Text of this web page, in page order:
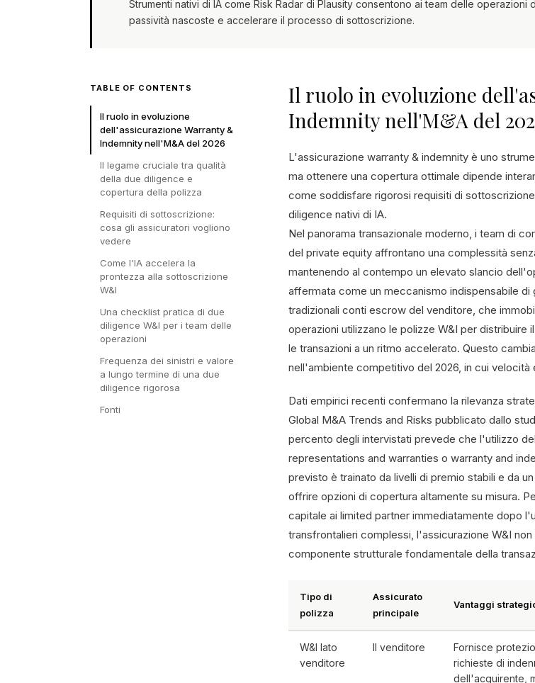
Strumenti nativi di IA come Risk Radar di Plausity consentono ai team delle operazioni
passività nascoste e accelerare il processo di sottoscrizione.
TABLE OF CONTENTS
Il ruolo in evoluzione
dell'assicurazione Warranty &
Indemnity nell'M&A del 2026
Il legame cruciale tra qualità
della due diligence e
copertura della polizza
Requisiti di sottoscrizione:
cosa gli assicuratori vogliono
vedere
Come l'IA accelera la
prontezza alla sottoscrizione
W&I
Una checklist pratica di due
diligence W&I per i team delle
operazioni
Frequenza dei sinistri e valore
a lungo termine di una due
diligence rigorosa
Fonti
Il ruolo in evoluzione
Indemnity nell'M&A del
L'assicurazione warranty & indemnity è uno
ma ottenere una copertura ottimale dipende
come soddisfare rigorosi requisiti di
diligence nativi di IA.
Nel panorama transazionale moderno, i team di
del private equity affrontano una complessità
mantenendo al contempo un elevato slancio
affermata come un meccanismo indispensabile
tradizionali conti escrow del venditore, che
operazioni utilizzano le polizze W&I per
le transazioni a un ritmo accelerato. Questo
nell'ambiente competitivo del 2026, in cui
Dati empirici recenti confermano la rilevanza
Global M&A Trends and Risks pubblicato dallo
percento degli intervistati prevede che l'utilizzo
representations and warranties o warranty and
previsto è trainato da livelli di premio stabili e da
offrire opzioni di copertura altamente su misura.
capitale ai limited partner immediatamente dopo
transfrontalieri complessi, l'assicurazione W&I
componente strutturale fondamentale della
Tipo di
polizza
Assicurato
principale
Vantaggi
W&I lato
venditore
Il venditore
Fornisce
richieste di
dell'acquirente,